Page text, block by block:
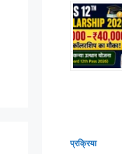
प्रक्रिया